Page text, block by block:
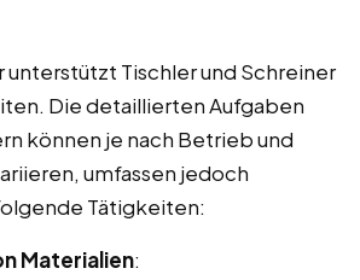
unterstützt Tischler und Schreiner
Die detaillierten Aufgaben
können je nach Betrieb und
umfassen jedoch
Tätigkeiten:
Materialien: